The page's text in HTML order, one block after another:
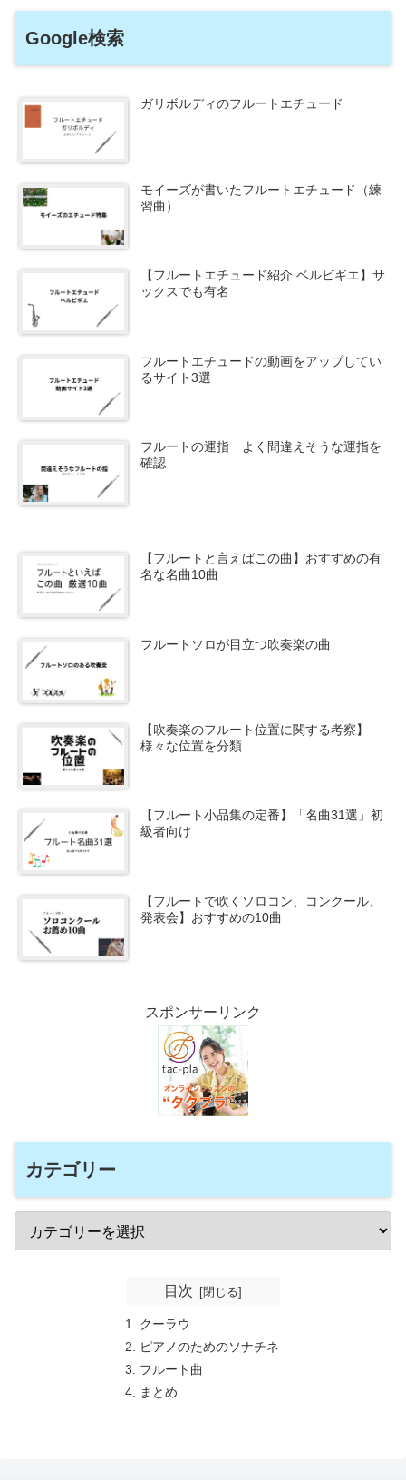
Google検索
ガリボルディのフルートエチュード
モイーズが書いたフルートエチュード（練
習曲）
【フルートエチュード紹介 ベルビギエ】サ
ックスでも有名
フルートエチュードの動画をアップしてい
るサイト3選
フルートの運指 よく間違えそうな運指を
確認
【フルートと言えばこの曲】おすすめの有
名な名曲10曲
フルートソロが目立つ吹奏楽の曲
【吹奏楽のフルート位置に関する考察】
様々な位置を分類
【フルート小品集の定番】「名曲31選」初
級者向け
【フルートで吹くソロコン、コンクール、
発表会】おすすめの10曲
スポンサーリンク
カテゴリー
目次
クーラウ
ピアノのためのソナチネ
フルート曲
まとめ